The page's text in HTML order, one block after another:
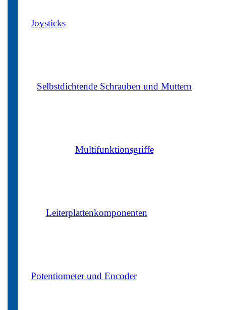
Joysticks
Selbstdichtende Schrauben und Muttern
Multifunktionsgriffe
Leiterplattenkomponenten
Potentiometer und Encoder